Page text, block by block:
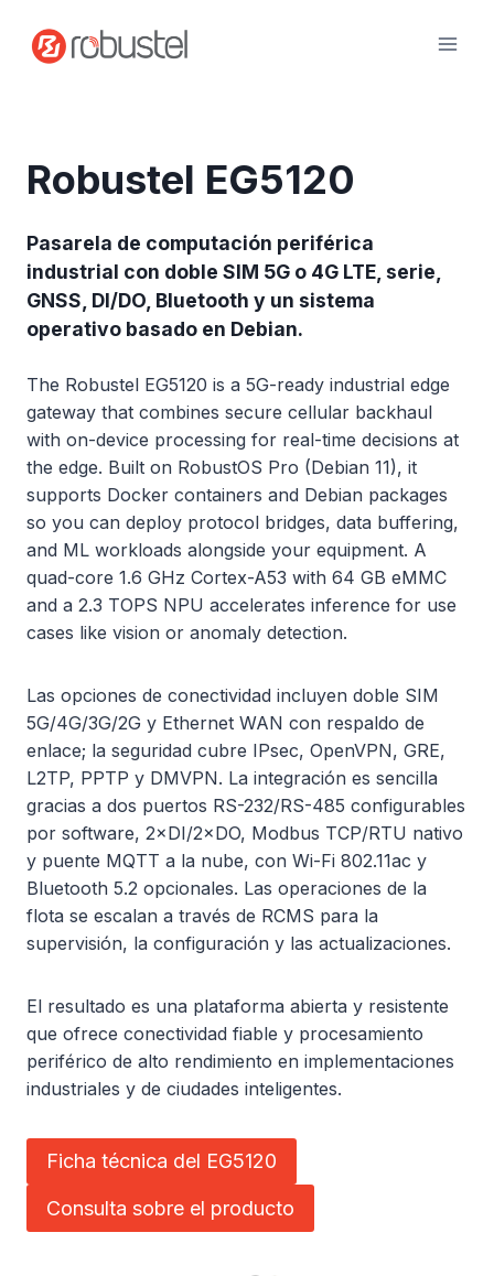
contenido
Robustel EG5120
Pasarela de computación periférica
industrial con doble SIM 5G o 4G LTE, serie,
GNSS, DI/DO, Bluetooth y un sistema
operativo basado en Debian.
The Robustel EG5120 is a 5G-ready industrial edge
gateway that combines secure cellular backhaul
with on-device processing for real-time decisions at
the edge. Built on RobustOS Pro (Debian 11), it
supports Docker containers and Debian packages
so you can deploy protocol bridges, data buffering,
and ML workloads alongside your equipment. A
quad-core 1.6 GHz Cortex-A53 with 64 GB eMMC
and a 2.3 TOPS NPU accelerates inference for use
cases like vision or anomaly detection.
Las opciones de conectividad incluyen doble SIM
5G/4G/3G/2G y Ethernet WAN con respaldo de
enlace; la seguridad cubre IPsec, OpenVPN, GRE,
L2TP, PPTP y DMVPN. La integración es sencilla
gracias a dos puertos RS-232/RS-485 configurables
por software, 2×DI/2×DO, Modbus TCP/RTU nativo
y puente MQTT a la nube, con Wi-Fi 802.11ac y
Bluetooth 5.2 opcionales. Las operaciones de la
flota se escalan a través de RCMS para la
supervisión, la configuración y las actualizaciones.
El resultado es una plataforma abierta y resistente
que ofrece conectividad fiable y procesamiento
periférico de alto rendimiento en implementaciones
industriales y de ciudades inteligentes.
Ficha técnica del EG5120
Consulta sobre el producto